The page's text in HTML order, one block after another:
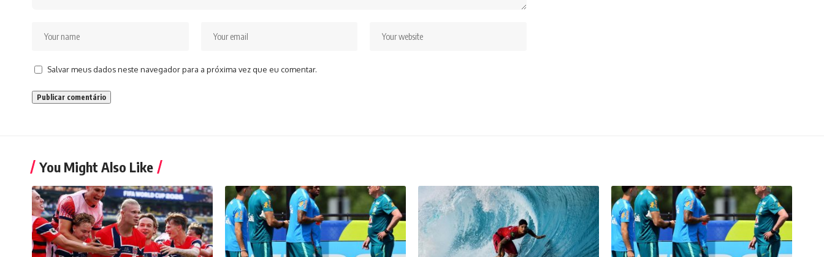
Salvar meus dados neste navegador para a próxima vez que eu comentar.
You Might Also Like